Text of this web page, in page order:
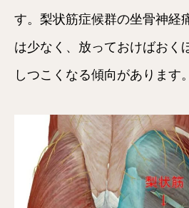
す。梨状筋症候群の坐骨神経
は少なく、放っておけばおく
しつこくなる傾向があります。